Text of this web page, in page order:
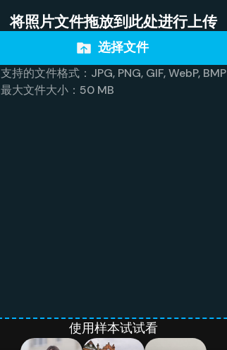
将照片文件拖放到此处进行上传
选择文件
支持的文件格式：JPG, PNG, GIF, WebP, BMP
最大文件大小：50 MB
使用样本试试看